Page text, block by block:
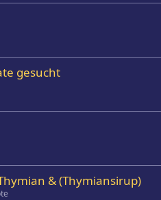
gesucht
& (Thymiansirup)